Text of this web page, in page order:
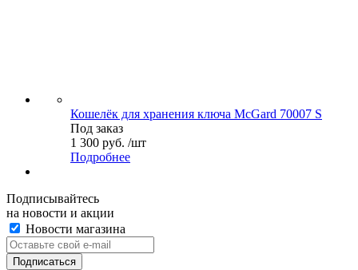
Кошелёк для хранения ключа McGard 70007 S
Под заказ
1 300 руб. /шт
Подробнее
Подписывайтесь
на новости и акции
Новости магазина